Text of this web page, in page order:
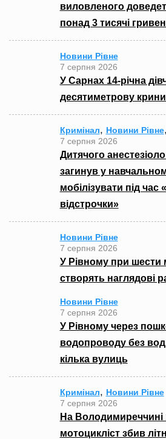
виловленого
понад 3 тисячі
Новини Рівне
7 серпня 2026
У Сарнах 14-річна
десятиметрову
Кримінал, Новини Рівне,
7 серпня 2026
Дитячого
загинув у
мобілізувати під
відстрочки»
Новини Рівне
7 серпня 2026
У Рівному при шести
створять наглядові
Новини Рівне
7 серпня 2026
У Рівному через
водопроводу без
кілька вулиць
Кримінал, Новини Рівне
7 серпня 2026
На Володимиреччині
мотоцикліст збив